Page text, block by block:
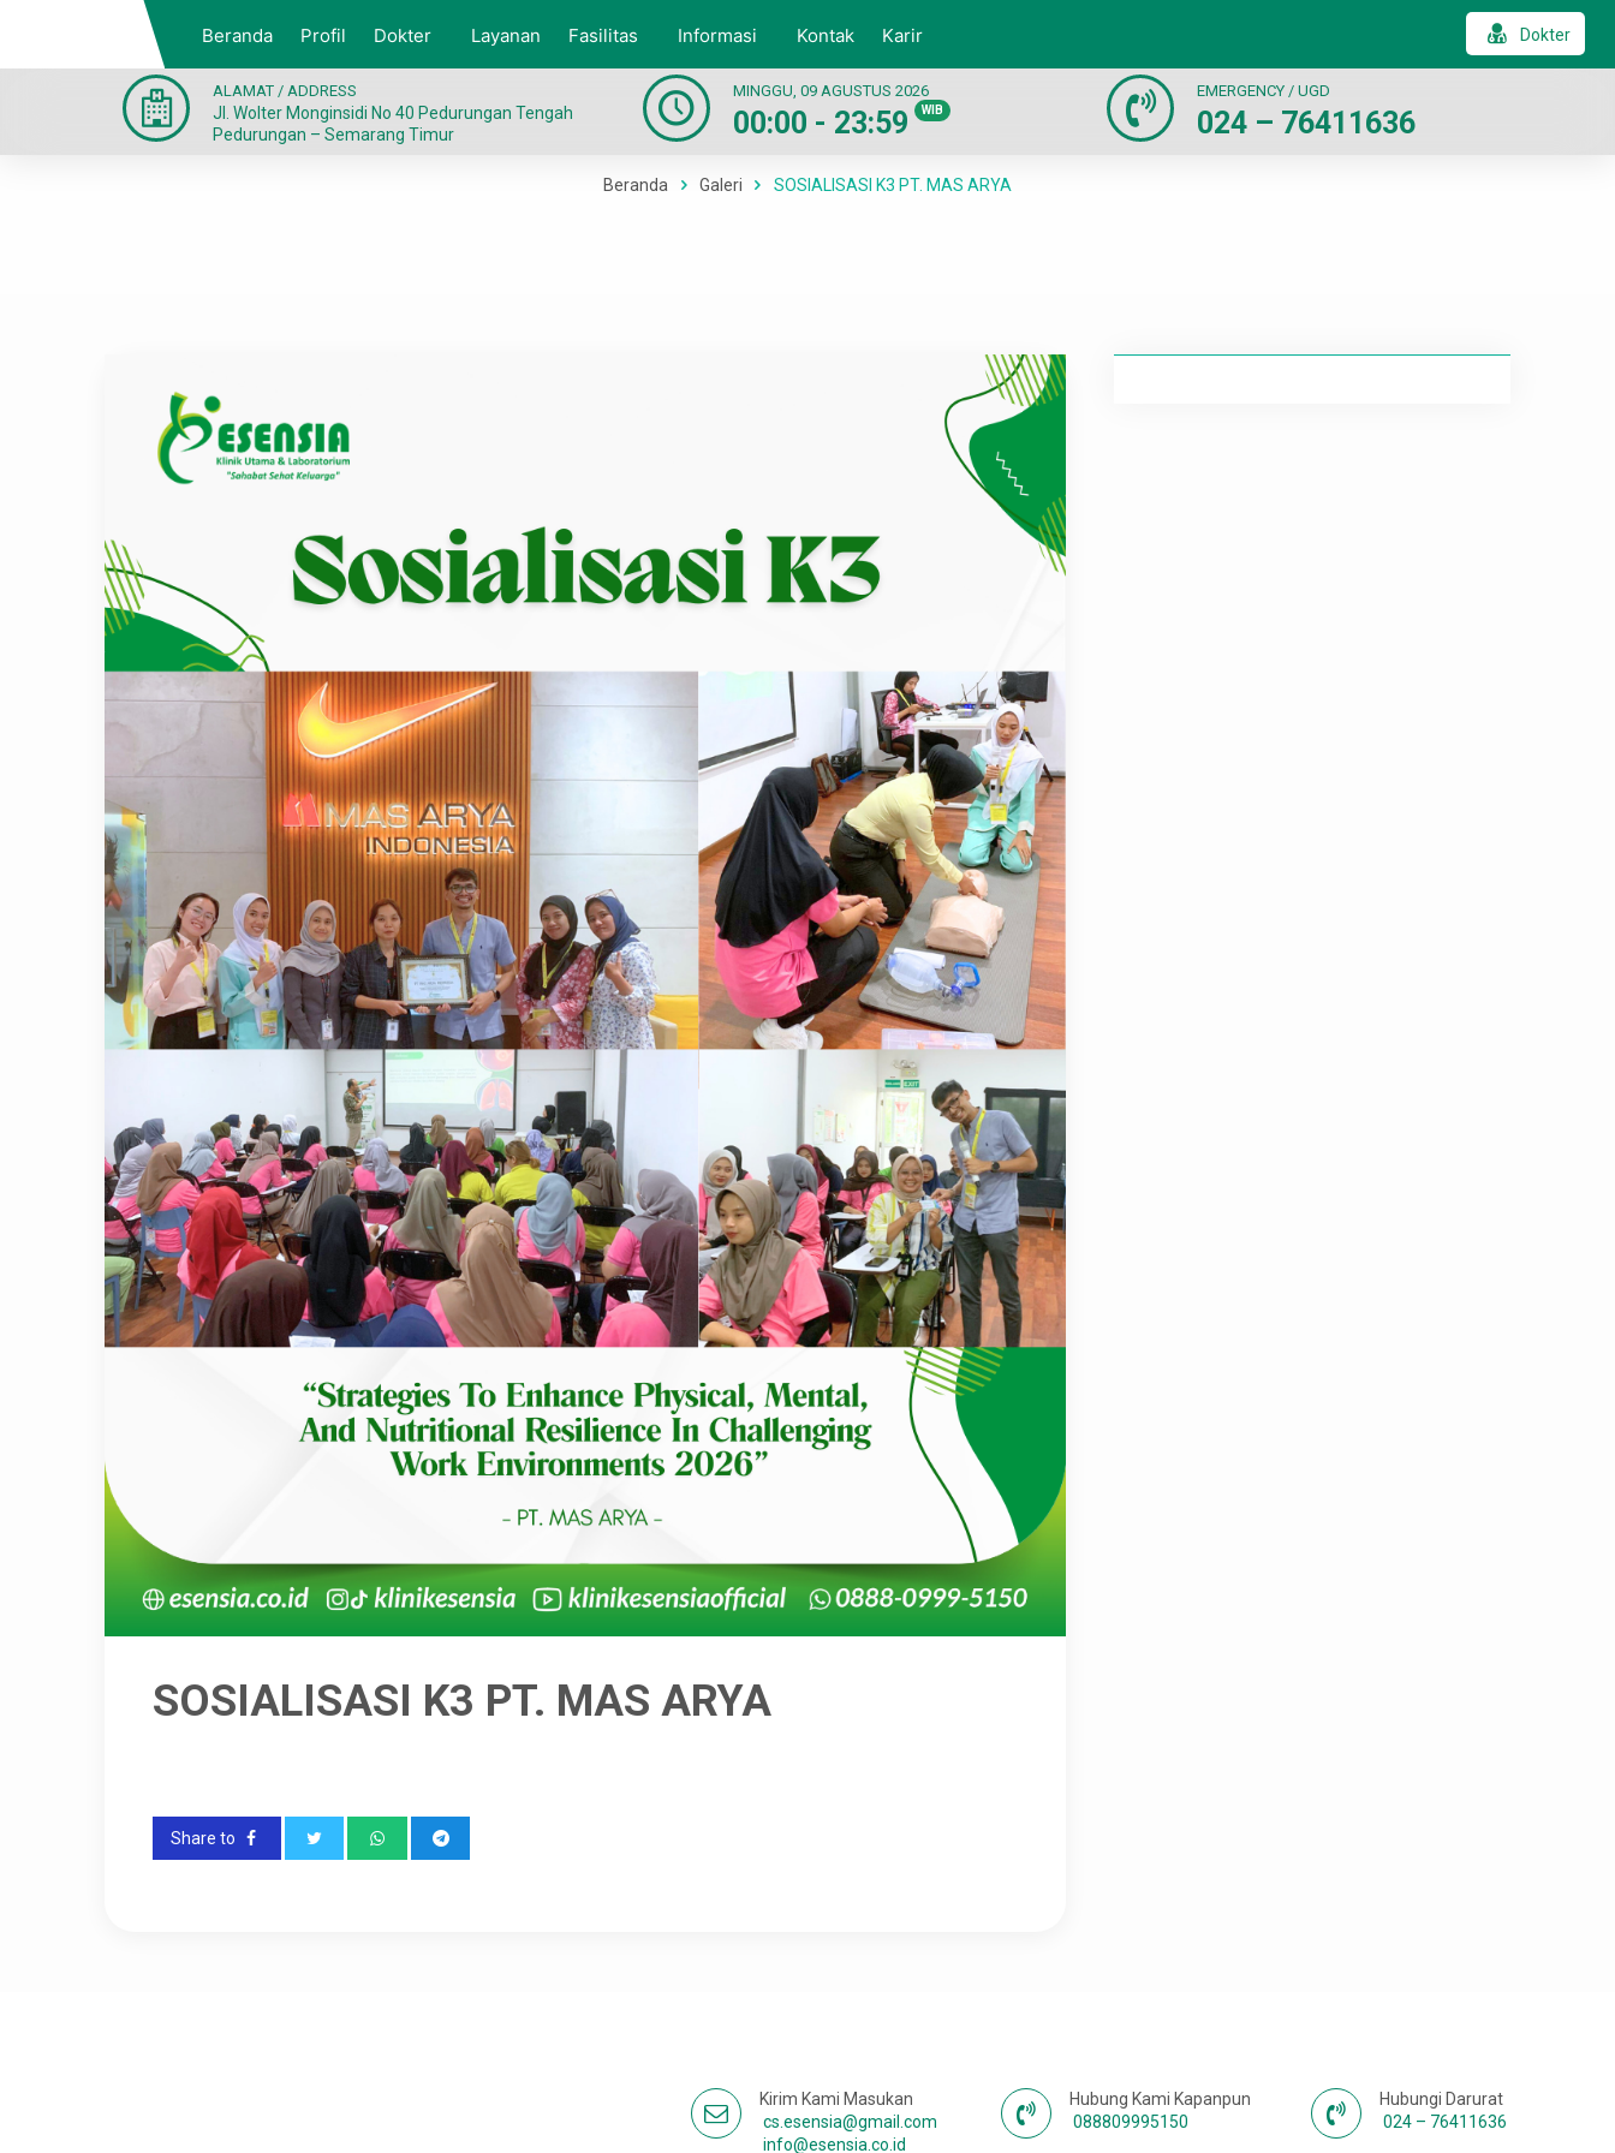
Beranda Profil Dokter Layanan Fasilitas Informasi Kontak Karir Dokter
ALAMAT / ADDRESS
Jl. Wolter Monginsidi No 40 Pedurungan Tengah
Pedurungan – Semarang Timur
MINGGU, 09 AGUSTUS 2026
00:00 - 23:59 WIB
EMERGENCY / UGD
024 – 76411636
Beranda Galeri SOSIALISASI K3 PT. MAS ARYA
SOSIALISASI K3 PT. MAS ARYA
Share to
Hubungi Darurat
024 – 76411636
Hubung Kami Kapanpun
088809995150
Kirim Kami Masukan
cs.esensia@gmail.com
info@esensia.co.id